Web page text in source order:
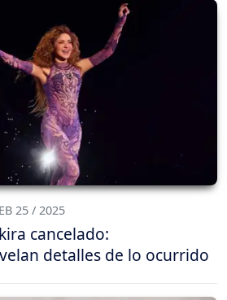
25 / 2025
cancelado:
detalles de lo ocurrido